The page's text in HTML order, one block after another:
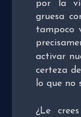
por la
gruesa
tampoco
activar
certeza
lo que no
¿Le